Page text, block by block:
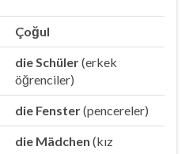
Çoğul
die Schüler(erkek
öğrenciler)
die Fenster(pencereler)
die Mädchen (kız